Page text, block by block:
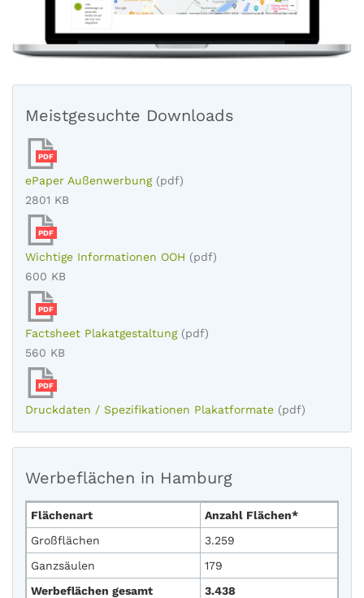
Meistgesuchte Downloads
PDF
ePaper Außenwerbung (pdf)
2801 KB
PDF
Wichtige Informationen OOH (pdf)
600 KB
PDF
Factsheet Plakatgestaltung (pdf)
560 KB
PDF
Druckdaten / Spezifikationen Plakatformate (pdf)
Werbeflächen in Hamburg
Flächenart
Anzahl Flächen*
Großflächen
3.259
Ganzsäulen
179
Werbeflächen gesamt
3.438